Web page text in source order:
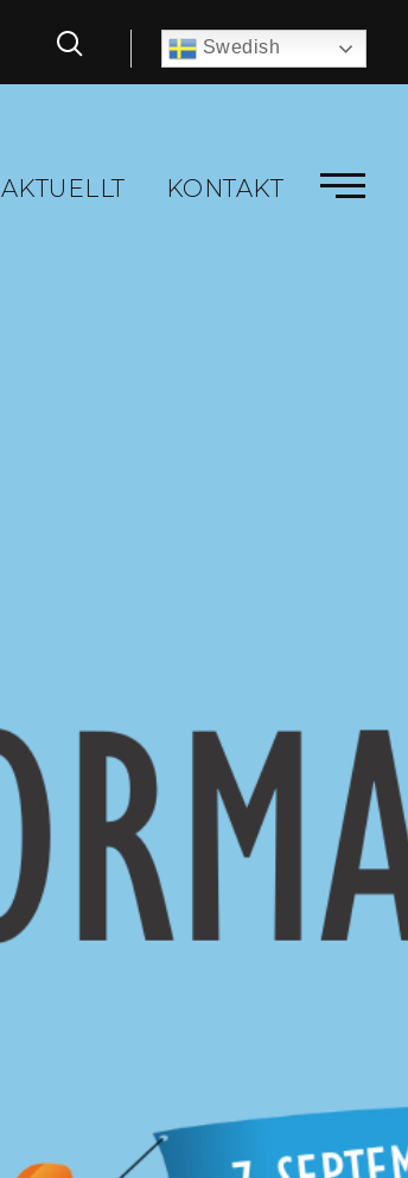
Swedish
AKTUELLT KONTAKT